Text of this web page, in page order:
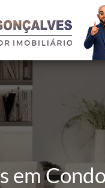
em